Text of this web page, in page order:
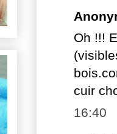
Oh !!!
cuir
16:40